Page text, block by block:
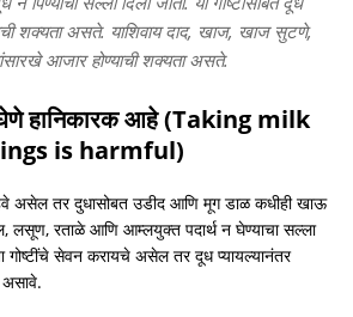
शक्यता असते. याशिवाय दाद, खाज, खाज सुटणे,
आजार होण्याची शक्यता असते.
घेणे हानिकारक आहे (Taking milk
is harmful)
असेल तर दुधासोबत उडीद आणि मूग डाळ कधीही खाऊ
लसूण, रताळे आणि आम्लयुक्त पदार्थ न घेण्याचा सल्ला
गोष्टींचे सेवन करायचे असेल तर दूध प्यायल्यानंतर